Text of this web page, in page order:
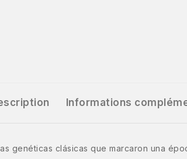
Informations
genéticas clásicas que marcaron una